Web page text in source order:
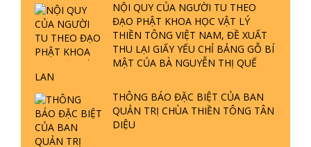
NỘI QUY CỦA NGƯỜI TU THEO
ĐẠO PHẬT KHOA HỌC VẬT LÝ
THIỀN TÔNG VIỆT NAM, ĐỀ XUẤT
THU LẠI GIẤY YẾU CHỈ BẢNG GỖ BÍ
MẬT CỦA BÀ NGUYỄN THỊ QUẾ
LAN
THÔNG BÁO ĐẶC BIỆT CỦA BAN
QUẢN TRỊ CHÙA THIỀN TÔNG TÂN
DIỆU
TĂNG? | TTTD
GIẢI ĐÁP THIỀN TÔNG ĐẶC BIỆT P22
- TẠI SAO TRÁI ĐẤT NHIỀU THIÊN TAI
- LŨ LỤT - HỎA HOẠN | TTTD
GIẢI ĐÁP THIỀN TÔNG ĐẶC BIỆT P21
- TẠI SAO ĐỨC PHẬT BƯỚC ĐI 7
BƯỚC TRÊN HOA SEN ? | TTTD